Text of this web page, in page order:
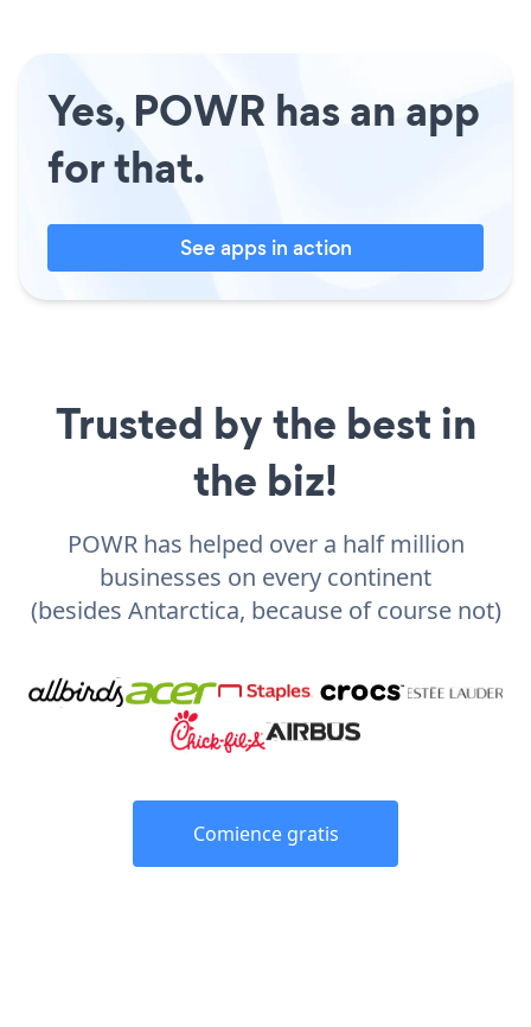
Yes, POWR has an app
for that.
See apps in action
Trusted by the best in
the biz!
POWR has helped over a half million
businesses on every continent
(besides Antarctica, because of course not)
Comience gratis